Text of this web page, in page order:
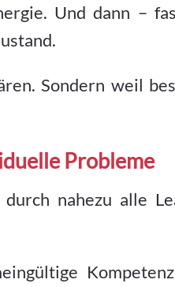
Und dann –
Sondern weil
Probleme
nahezu alle